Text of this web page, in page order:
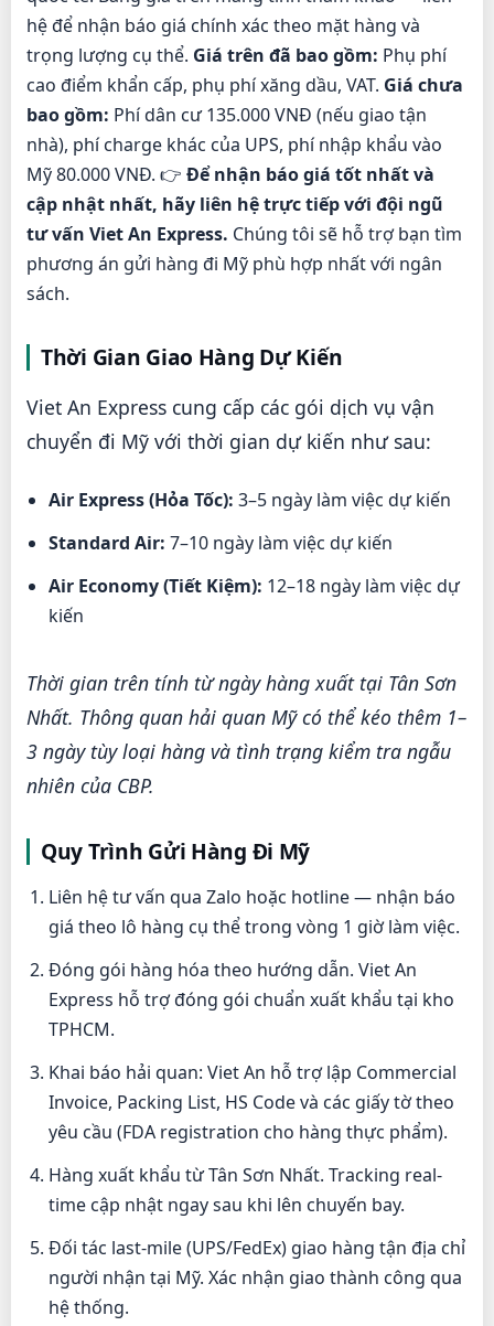
hệ để nhận báo giá chính xác theo mặt hàng và
trọng lượng cụ thể. Giá trên đã bao gồm: Phụ phí
cao điểm khẩn cấp, phụ phí xăng dầu, VAT. Giá chưa
bao gồm: Phí dân cư 135.000 VNĐ (nếu giao tận
nhà), phí charge khác của UPS, phí nhập khẩu vào
Mỹ 80.000 VNĐ. 👉 Để nhận báo giá tốt nhất và
cập nhật nhất, hãy liên hệ trực tiếp với đội ngũ
tư vấn Viet An Express. Chúng tôi sẽ hỗ trợ bạn tìm
phương án gửi hàng đi Mỹ phù hợp nhất với ngân
sách.
Thời Gian Giao Hàng Dự Kiến
Viet An Express cung cấp các gói dịch vụ vận
chuyển đi Mỹ với thời gian dự kiến như sau:
Air Express (Hỏa Tốc): 3–5 ngày làm việc dự kiến
Standard Air: 7–10 ngày làm việc dự kiến
Air Economy (Tiết Kiệm): 12–18 ngày làm việc dự
kiến
Thời gian trên tính từ ngày hàng xuất tại Tân Sơn
Nhất. Thông quan hải quan Mỹ có thể kéo thêm 1–
3 ngày tùy loại hàng và tình trạng kiểm tra ngẫu
nhiên của CBP.
Quy Trình Gửi Hàng Đi Mỹ
Liên hệ tư vấn qua Zalo hoặc hotline — nhận báo
giá theo lô hàng cụ thể trong vòng 1 giờ làm việc.
Đóng gói hàng hóa theo hướng dẫn. Viet An
Express hỗ trợ đóng gói chuẩn xuất khẩu tại kho
TPHCM.
Khai báo hải quan: Viet An hỗ trợ lập Commercial
Invoice, Packing List, HS Code và các giấy tờ theo
yêu cầu (FDA registration cho hàng thực phẩm).
Hàng xuất khẩu từ Tân Sơn Nhất. Tracking real-
time cập nhật ngay sau khi lên chuyến bay.
Đối tác last-mile (UPS/FedEx) giao hàng tận địa chỉ
người nhận tại Mỹ. Xác nhận giao thành công qua
hệ thống.